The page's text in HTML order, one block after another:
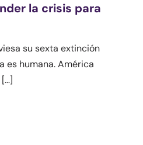
la crisis para
su sexta extinción
es humana. América